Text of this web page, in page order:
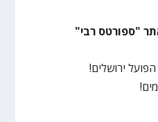
"ספורטס רבי"
ירושלים!